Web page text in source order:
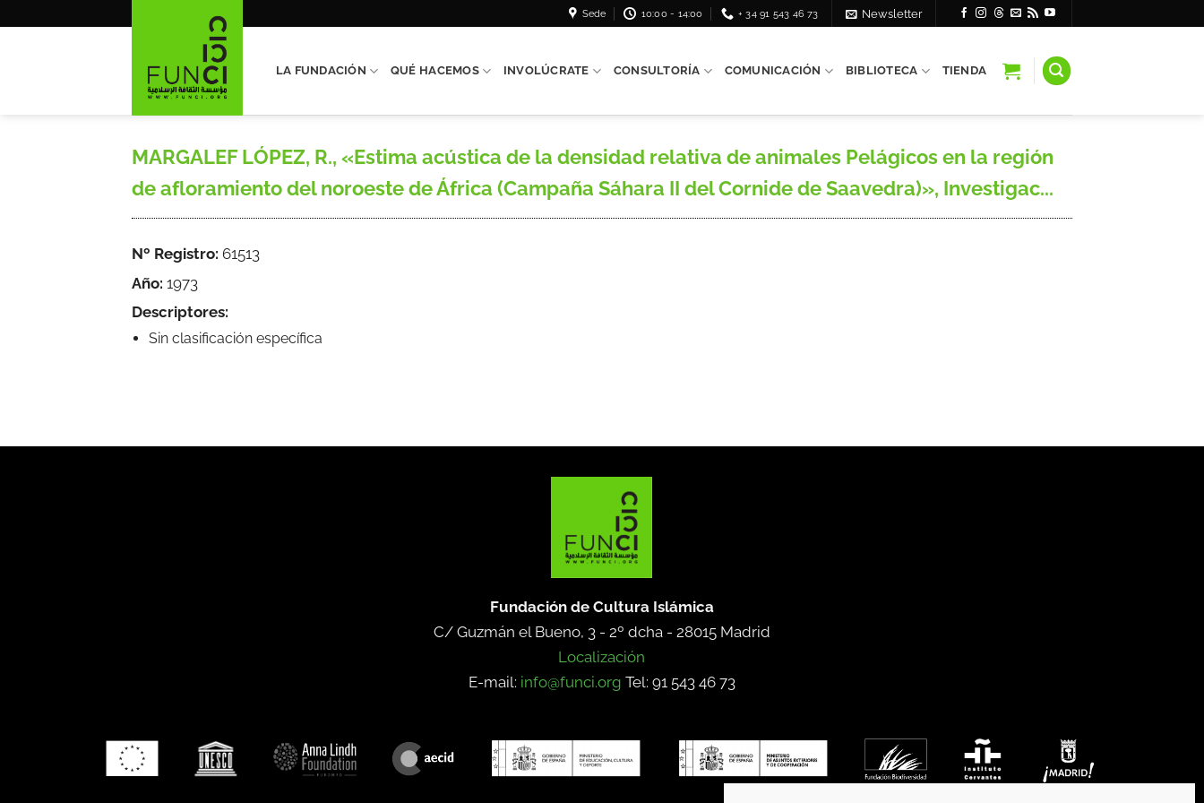
Sede 10:00 - 14:00 + 34 91 543 46 73 Newsletter
LA FUNDACIÓN QUÉ HACEMOS INVOLÚCRATE CONSULTORÍA COMUNICACIÓN BIBLIOTECA TIENDA
MARGALEF LÓPEZ, R., «Estima acústica de la densidad relativa de animales Pelágicos en la región
de afloramiento del noroeste de África (Campaña Sáhara II del Cornide de Saavedra)», Investigac...
Nº Registro: 61513
Año: 1973
Descriptores:
Sin clasificación específica
Fundación de Cultura Islámica
C/ Guzmán el Bueno, 3 - 2º dcha - 28015 Madrid
Localización
E-mail: info@funci.org Tel: 91 543 46 73